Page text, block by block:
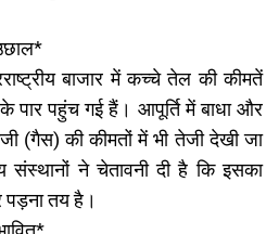
बाजार में कच्चे तेल की कीमतें
पार पहुंच गई हैं। आपूर्ति में बाधा और
(गैस) की कीमतों में भी तेजी देखी जा
संस्थानों ने चेतावनी दी है कि इसका
पड़ना तय है।